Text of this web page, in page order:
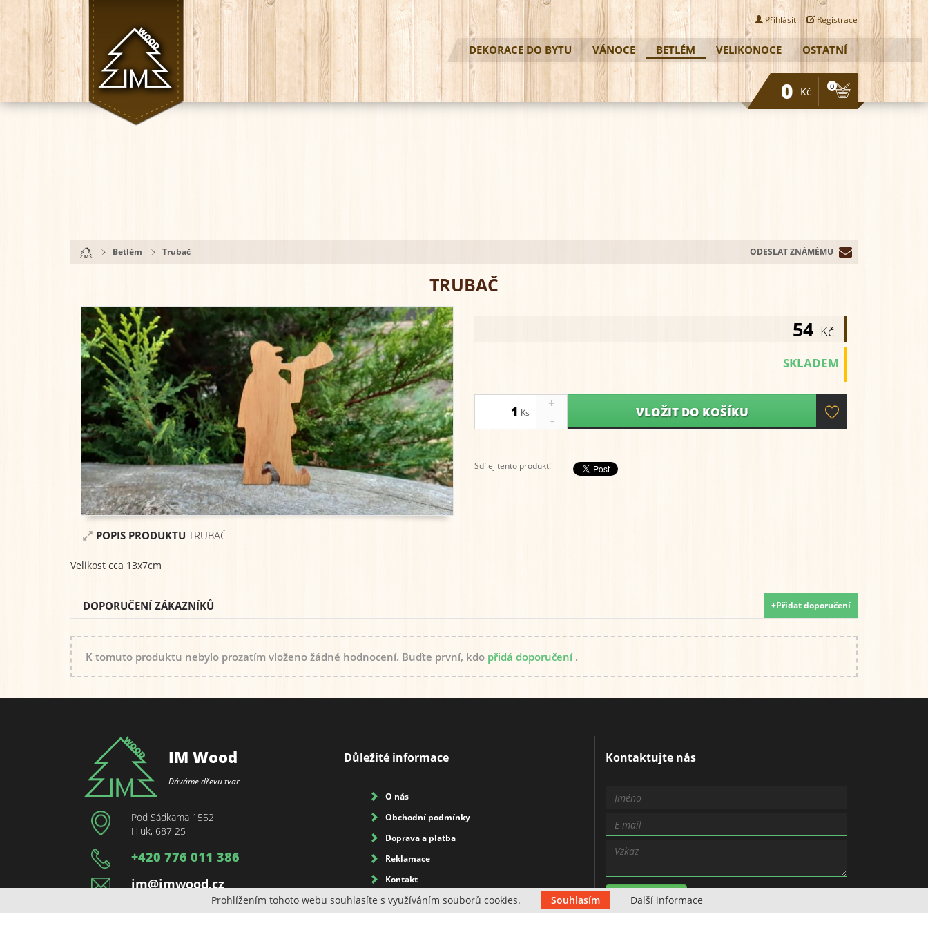
Prohlížením tohoto webu souhlasíte s využíváním souborů cookies. Souhlasím Další informace
Přihlásit Registrace
DEKORACE DO BYTU VÁNOCE BETLÉM VELIKONOCE OSTATNÍ
0 Kč 0
Betlém Trubač ODESLAT ZNÁMÉMU
TRUBAČ
54 Kč
SKLADEM
Ks
+
-
VLOŽIT DO KOŠÍKU
Sdílej tento produkt!
POPIS PRODUKTU TRUBAČ
Velikost cca 13x7cm
DOPORUČENÍ ZÁKAZNÍKŮ +Přidat doporučení
K tomuto produktu nebylo prozatím vloženo žádné hodnocení. Buďte první, kdo přidá doporučení.
IM Wood
Dáváme dřevu tvar
Pod Sádkama 1552
Hluk, 687 25
+420 776 011 386
im@imwood.cz
Důležité informace
O nás
Obchodní podmínky
Doprava a platba
Reklamace
Kontakt
Blog
Kontaktujte nás
Odeslat vzkaz